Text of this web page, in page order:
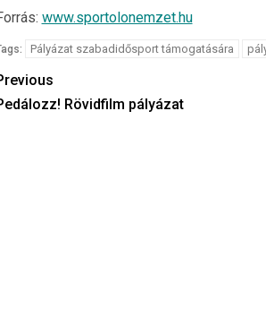
www.sportolonemzet.hu
Pályázat szabadidősport támogatására
Rövidfilm pályázat